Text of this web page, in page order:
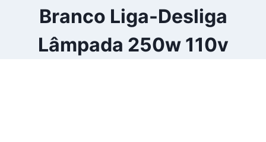
Branco Liga-Desliga
Lâmpada 250w 110v